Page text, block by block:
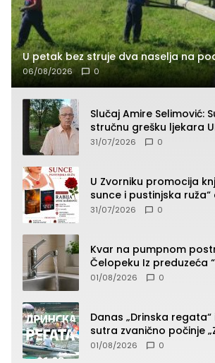
U petak bez struje dva naselja na
06/08/2026 0
Slučaj Amire Selimović:
stručnu grešku ljekara
presudan dokaz ostala
31/07/2026 0
U Zvorniku promocija
sunce i pustinjska
Avdić-Hamidović
31/07/2026 0
Kvar na pumpnom
Čelopeku Iz preduzeća
komunalije”
01/08/2026 0
Danas „Drinska regata“
sutra zvanično počinje
01/08/2026 0